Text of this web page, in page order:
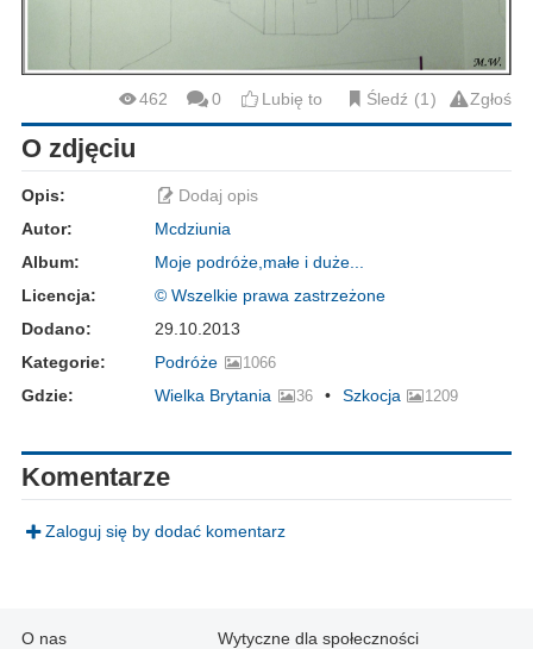
462 0 Lubię to Śledź 1 Zgłoś
O zdjęciu
Opis:
Dodaj opis
Autor:
Mcdziunia
Album:
Moje podróże,małe i duże...
Licencja:
© Wszelkie prawa zastrzeżone
Dodano:
29.10.2013
Kategorie:
Podróże 1066
Gdzie: Wielka Brytania 36 Szkocja 1209
Komentarze
Zaloguj się by dodać komentarz
O nas Wytyczne dla społeczności